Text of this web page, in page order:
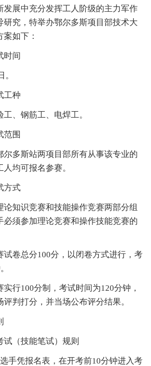
发展中充分发挥工人阶级的主力军作
研究，特举办鄂尔多斯项目部技术大
如下：
间
种
、钢筋工、电焊工。
围
多斯站两项目部所有从事该专业的
均可报名参赛。
式
知识竞赛和技能操作竞赛两部分组
必须参加理论竞赛和操作技能竞赛的
卷总分100分，以闭卷方式进行，考
100分制，考试时间为120分钟，
判打分，并当场公布评分结果。
（技能笔试）规则
凭报名表，在开考前10分钟进入考